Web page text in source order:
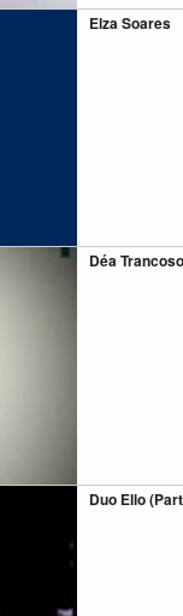
Elza Soares
Déa
Duo Ello